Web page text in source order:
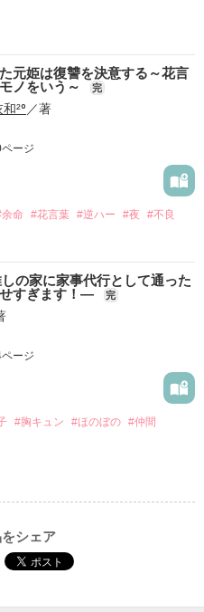
｣
』
』
い女の子と
との物語。
方も、何も知らなかった。
元姫は復讐を決意する～花言
ノをいう～
完
²⁰／著
ージ
命 #花言葉 #逆ハー #夜 #不良
の家に家事代行として通った
すぎます！―
完
ージ
#胸キュン #ほのぼの #仲間
シェア